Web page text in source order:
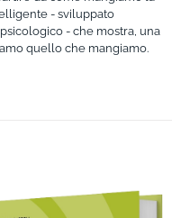
- sviluppato
- che mostra, una
quello che mangiamo.